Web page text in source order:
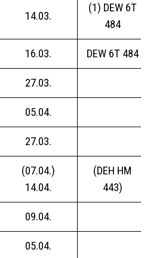
14.03.
(1) DEW 6T
484
16.03. DEW 6T 484
27.03.
05.04.
27.03.
(07.04.)
14.04.
(DEH HM
443)
09.04.
05.04.